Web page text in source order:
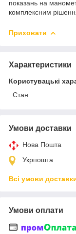
показань на
комплексним
Приховати
Характеристики
Користувацькі
Стан
Умови доставки
Нова Пошта
Укрпошта
Всі умови
Умови оплати